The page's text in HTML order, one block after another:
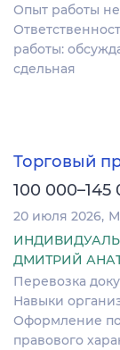
Опыт работы
работы:
сдельная
Торговый
100 000–145
20 июля 2026
ДМИТРИЙ
Перевозка
Навыки
Оформление по
правового